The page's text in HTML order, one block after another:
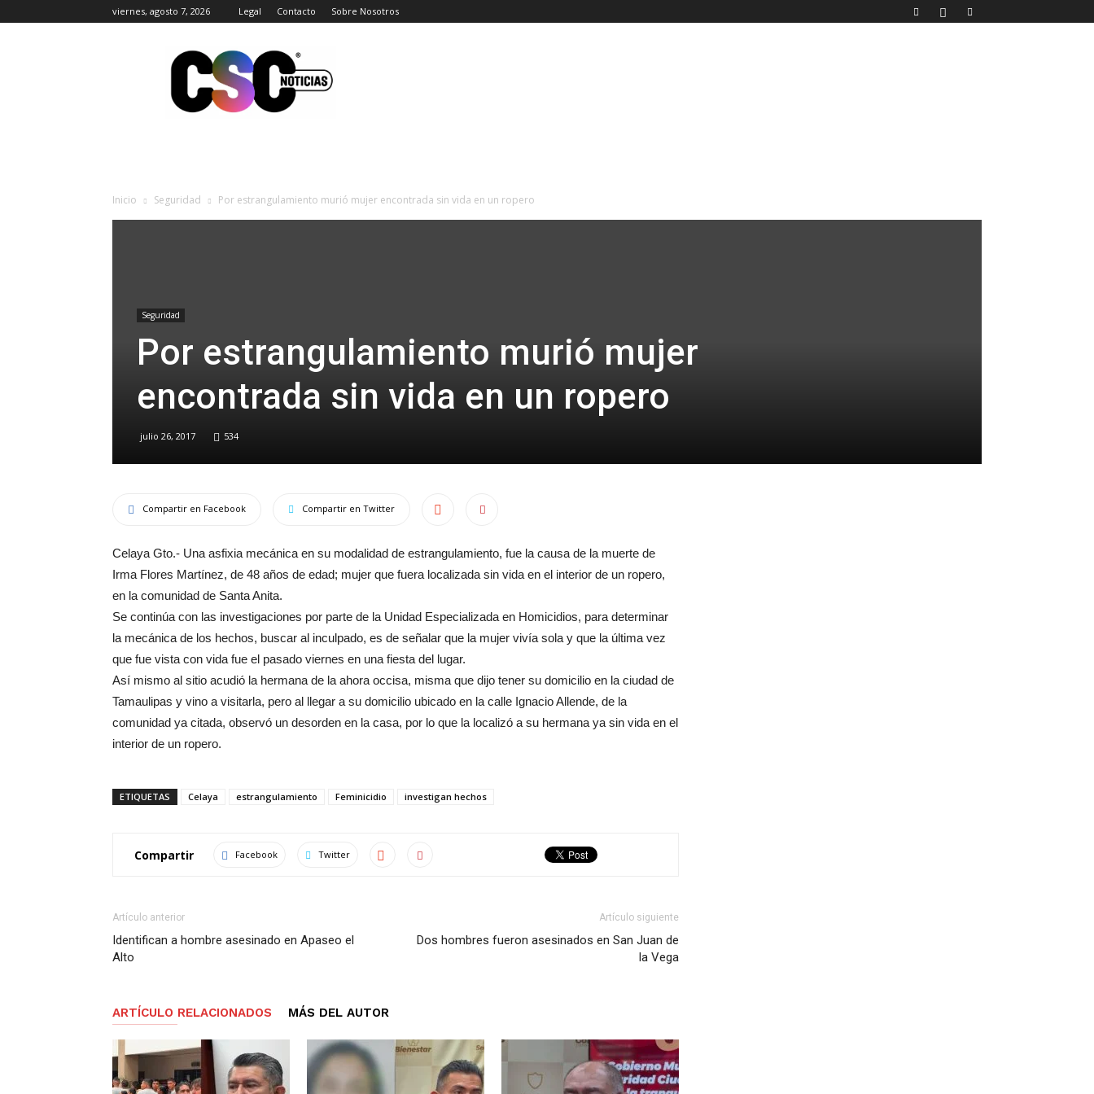
viernes, agosto 7, 2026 Legal Contacto Sobre Nosotros
Noticias
Inicio Seguridad Por estrangulamiento murió mujer encontrada sin vida en un ropero
Seguridad
Por estrangulamiento murió mujer
encontrada sin vida en un ropero
julio 26, 2017 534
Compartir en Facebook Compartir en Twitter
Celaya Gto.- Una asfixia mecánica en su modalidad de estrangulamiento, fue la causa de la muerte de
Irma Flores Martínez, de 48 años de edad; mujer que fuera localizada sin vida en el interior de un ropero,
en la comunidad de Santa Anita.
Se continúa con las investigaciones por parte de la Unidad Especializada en Homicidios, para determinar
la mecánica de los hechos, buscar al inculpado, es de señalar que la mujer vivía sola y que la última vez
que fue vista con vida fue el pasado viernes en una fiesta del lugar.
Así mismo al sitio acudió la hermana de la ahora occisa, misma que dijo tener su domicilio en la ciudad de
Tamaulipas y vino a visitarla, pero al llegar a su domicilio ubicado en la calle Ignacio Allende, de la
comunidad ya citada, observó un desorden en la casa, por lo que la localizó a su hermana ya sin vida en el
interior de un ropero.
ETIQUETAS Celaya estrangulamiento Feminicidio investigan hechos
Compartir Facebook Twitter
Artículo anterior
Identifican a hombre asesinado en Apaseo el
Alto
Artículo siguiente
Dos hombres fueron asesinados en San Juan de
la Vega
ARTÍCULO RELACIONADOS MÁS DEL AUTOR